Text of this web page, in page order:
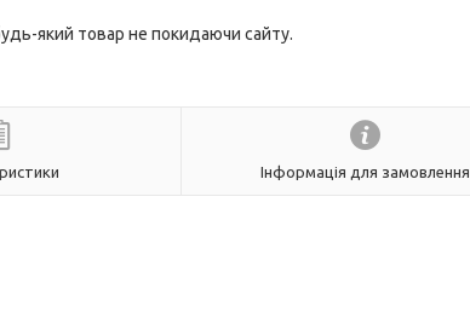
який товар не покидаючи сайту.
Інформація для замовлення